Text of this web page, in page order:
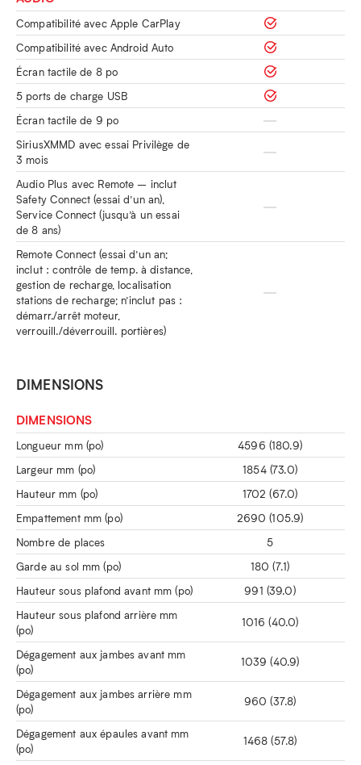
Compatibilité avec Apple CarPlay
Compatibilité avec Android Auto
Écran tactile de 8 po
5 ports de charge USB
Écran tactile de 9 po
SiriusXMMD avec essai Privilège de
3 mois
Audio Plus avec Remote – inclut
Safety Connect (essai d’un an),
Service Connect (jusqu’à un essai
de 8 ans)
Remote Connect (essai d’un an;
inclut : contrôle de temp. à distance,
gestion de recharge, localisation
stations de recharge; n’inclut pas :
démarr./arrêt moteur,
verrouill./déverrouill. portières)
DIMENSIONS
DIMENSIONS
Longueur mm (po)
4596 (180.9)
Largeur mm (po)
1854 (73.0)
Hauteur mm (po)
1702 (67.0)
Empattement mm (po)
2690 (105.9)
Nombre de places
5
Garde au sol mm (po)
180 (7.1)
Hauteur sous plafond avant mm (po)
991 (39.0)
Hauteur sous plafond arrière mm
(po)
1016 (40.0)
Dégagement aux jambes avant mm
(po)
1039 (40.9)
Dégagement aux jambes arrière mm
(po)
960 (37.8)
Dégagement aux épaules avant mm
(po)
1468 (57.8)